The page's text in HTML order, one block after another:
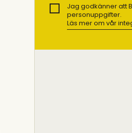
Jag godkänner att
personuppgifter.
Läs mer om vår